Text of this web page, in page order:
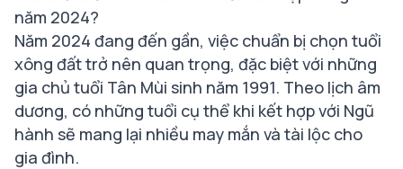
năm 2024?
Năm 2024 đang đến gần, việc chuẩn bị chọn tuổi
xông đất trở nên quan trọng, đặc biệt với những
gia chủ tuổi Tân Mùi sinh năm 1991. Theo lịch âm
dương, có những tuổi cụ thể khi kết hợp với Ngũ
hành sẽ mang lại nhiều may mắn và tài lộc cho
gia đình.